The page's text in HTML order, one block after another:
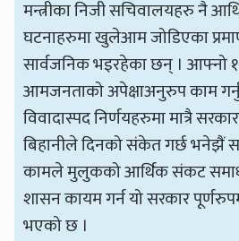
मन्त्रीका निजी सचिवालयहरु नै
घटनाहरुमा खुलेआम जोडिएका
सार्वजनिक भइरहेका छन् । आफ्नो
आमजनताको अपेक्षाअनुरुप काम
विवादास्पद निर्णयहरुमा मात्रै
बिहानीले दिनको संकेत गर्छ भनेझैं
कामले मुलुकको आर्थिक संकट
शासन कायम गर्न यो सरकार
भएको छ ।